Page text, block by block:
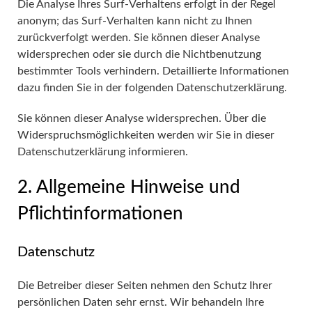
Die Analyse Ihres Surf-Verhaltens erfolgt in der Regel
anonym; das Surf-Verhalten kann nicht zu Ihnen
zurückverfolgt werden. Sie können dieser Analyse
widersprechen oder sie durch die Nichtbenutzung
bestimmter Tools verhindern. Detaillierte Informationen
dazu finden Sie in der folgenden Datenschutzerklärung.
Sie können dieser Analyse widersprechen. Über die
Widerspruchsmöglichkeiten werden wir Sie in dieser
Datenschutzerklärung informieren.
2. Allgemeine Hinweise und
Pflichtinformationen
Datenschutz
Die Betreiber dieser Seiten nehmen den Schutz Ihrer
persönlichen Daten sehr ernst. Wir behandeln Ihre